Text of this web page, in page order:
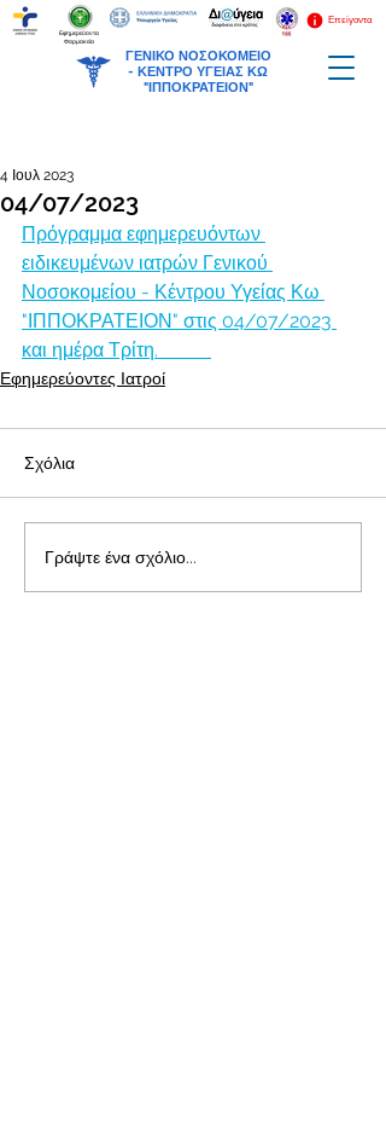
ΓΕΝΙΚΟ ΝΟΣΟΚΟΜΕΙΟ
- ΚΕΝΤΡΟ ΥΓΕΙΑΣ ΚΩ
"ΙΠΠΟΚΡΑΤΕΙΟΝ"
Επείγοντα
Εφημερεύοντα
Φαρμακεία
04/07/2023
4 Ιουλ 2023
Πρόγραμμα εφημερευόντων
ειδικευμένων ιατρών Γενικού
Νοσοκομείου - Κέντρου Υγείας Κω
"ΙΠΠΟΚΡΑΤΕΙΟΝ" στις 04/07/2023
και ημέρα Τρίτη.
Εφημερεύοντες Ιατροί
Σχόλια
Γράψτε ένα σχόλιο...